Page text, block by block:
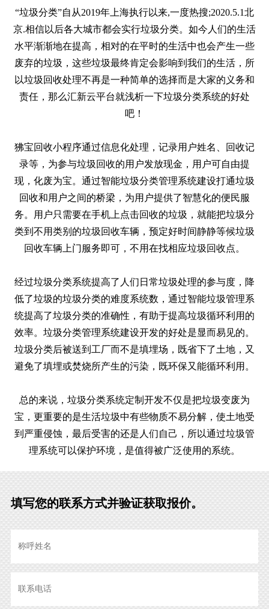
“垃圾分类”自从2019年上海执行以来,一度热搜;2020.5.1北
京.相信以后各大城市都会实行垃圾分类。如今人们的生活
水平渐渐地在提高，相对的在平时的生活中也会产生一些
废弃的垃圾，这些垃圾最终肯定会影响到我们的生活，所
以垃圾回收处理不再是一种简单的选择而是大家的义务和
责任，那么汇新云平台就浅析一下垃圾分类系统的好处
吧！
狒宝回收小程序通过信息化处理，记录用户姓名、回收记
录等，为参与垃圾回收的用户发放现金，用户可自由提
现，化废为宝。通过智能垃圾分类管理系统建设打通垃圾
回收和用户之间的桥梁，为用户提供了智慧化的便民服
务。用户只需要在手机上点击回收的垃圾，就能把垃圾分
类到不用类别的垃圾回收车辆，预定好时间静静等候垃圾
回收车辆上门服务即可，不用在找相应垃圾回收点。
经过垃圾分类系统提高了人们日常垃圾处理的参与度，降
低了垃圾的垃圾分类的难度系统数，通过智能垃圾管理系
统提高了垃圾分类的准确性，有助于提高垃圾循环利用的
效率。垃圾分类管理系统建设开发的好处是显而易见的。
垃圾分类后被送到工厂而不是填埋场，既省下了土地，又
避免了填埋或焚烧所产生的污染，既环保又能循环利用。
总的来说，垃圾分类系统定制开发不仅是把垃圾变废为
宝，更重要的是生活垃圾中有些物质不易分解，使土地受
到严重侵蚀，最后受害的还是人们自己，所以通过垃圾管
理系统可以保护环境，是值得被广泛使用的系统。
填写您的联系方式并验证获取报价。